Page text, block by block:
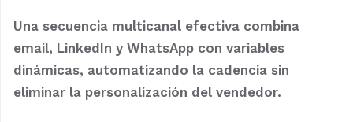
Una secuencia multicanal efectiva combina
email, LinkedIn y WhatsApp con variables
dinámicas, automatizando la cadencia sin
eliminar la personalización del vendedor.